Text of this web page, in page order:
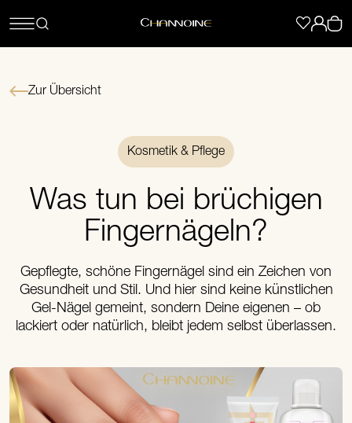
Zur Übersicht
Kosmetik & Pflege
Was tun bei brüchigen
Fingernägeln?
Gepflegte, schöne Fingernägel sind ein Zeichen von
Gesundheit und Stil. Und hier sind keine künstlichen
Gel-Nägel gemeint, sondern Deine eigenen – ob
lackiert oder natürlich, bleibt jedem selbst überlassen.